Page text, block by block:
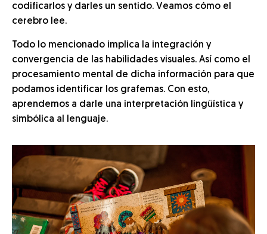
codificarlos y darles un sentido. Veamos cómo el
cerebro lee.
Todo lo mencionado implica la integración y
convergencia de las habilidades visuales. Así como el
procesamiento mental de dicha información para que
podamos identificar los grafemas. Con esto,
aprendemos a darle una interpretación lingüística y
simbólica al lenguaje.